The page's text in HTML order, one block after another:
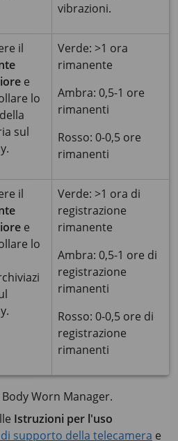
vibrazioni.
il
e
lo
sul
Verde: >1 ora
rimanente
Ambra: 0,5-1 ore
rimanenti
Rosso: 0-0,5 ore
rimanenti
il
e
lo
Verde: >1 ora di
registrazione
rimanente
Ambra: 0,5-1 ore di
registrazione
rimanenti
Rosso: 0-0,5 ore di
registrazione
rimanenti
Worn Manager.
Istruzioni per l'uso
supporto della telecamera e